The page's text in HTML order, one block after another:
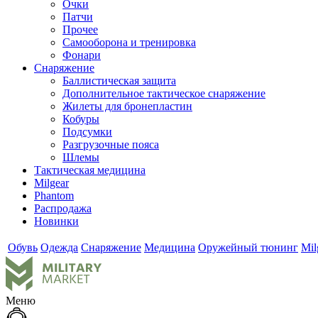
Очки
Патчи
Прочее
Самооборона и тренировка
Фонари
Снаряжение
Баллистическая защита
Дополнительное тактическое снаряжение
Жилеты для бронепластин
Кобуры
Подсумки
Разгрузочные пояса
Шлемы
Тактическая медицина
Milgear
Phantom
Распродажа
Новинки
Обувь Одежда Снаряжение Медицина Оружейный тюнинг
Меню